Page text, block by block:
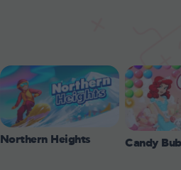
Northern Heights Candy